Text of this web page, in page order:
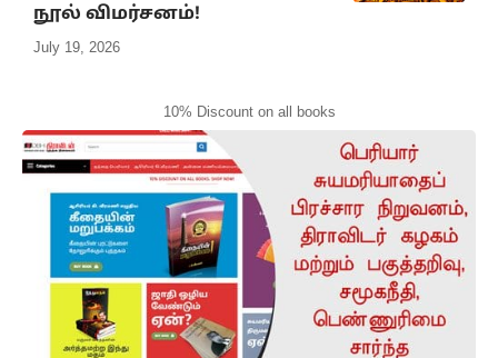
நூல் விமர்சனம்!
July 19, 2026
10% Discount on all books